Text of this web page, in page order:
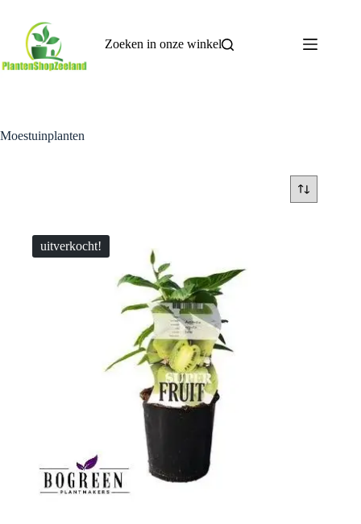
inhoud
Zoeken in onze winkel
Moestuinplanten
uitverkocht!